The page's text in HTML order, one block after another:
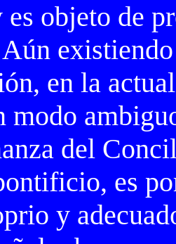
objeto de
Aún
en la
modo
del
es
y